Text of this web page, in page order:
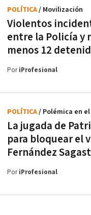
Violentos
entre la Policía y
menos 12
POLÍTICA/ Movilización
PoriProfesional
La jugada de
para bloquear el
Fernández
POLÍTICA/ Polémica en
PoriProfesional